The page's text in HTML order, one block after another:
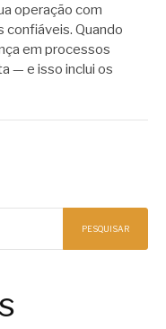
operação com
Quando
em processos
— e isso inclui os
PESQUISAR